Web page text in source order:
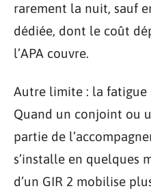
rarement la nuit, sauf
dédiée, dont le coût
l’APA couvre.
Autre limite : la fatigue
Quand un conjoint ou
partie de
s’installe en quelques
d’un GIR 2 mobilise